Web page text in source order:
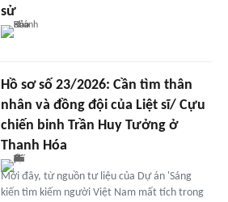
sử
Hồ sơ số 23/2026: Cần tìm thân
nhân và đồng đội của Liệt sĩ/ Cựu
chiến binh Trần Huy Tưởng ở
Thanh Hóa
Mới đây, từ nguồn tư liệu của Dự án 'Sáng
kiến tìm kiếm người Việt Nam mất tích trong